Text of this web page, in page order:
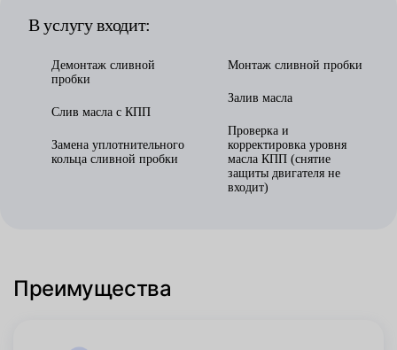
В услугу входит:
Демонтаж сливной
пробки
Слив масла с КПП
Замена уплотнительного
кольца сливной пробки
Монтаж сливной пробки
Залив масла
Проверка и
корректировка уровня
масла КПП (снятие
защиты двигателя не
входит)
Преимущества